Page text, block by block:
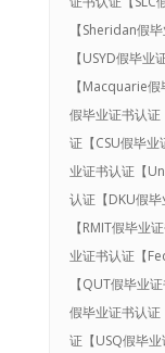
【Sheridan假
【USYD假毕
【Macquarie
假毕业证书认
证【CSU假毕业
业证书认证【
认证【DKU假
【RMIT假毕业
业证书认证【
【QUT假毕业
假毕业证书认证
证【USQ假毕